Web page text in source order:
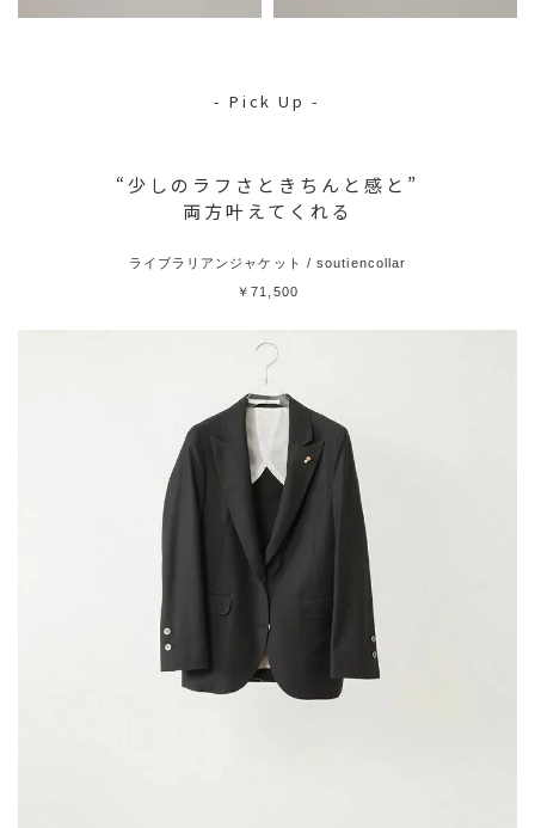
- Pick Up -
“少しのラフさときちんと感と”
両方叶えてくれる
ライブラリアンジャケット / soutiencollar
￥71,500